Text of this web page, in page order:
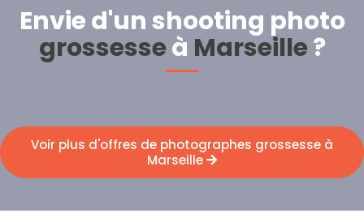
Envie d'un shooting photo
grossesseà Marseille?
Voir plus d'offres de photographes grossesse à
Marseille